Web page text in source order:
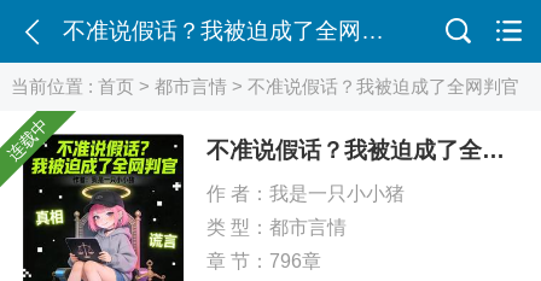
不准说假话？我被迫成了全网判官
当前位置 :首页 >都市言情 > 不准说假话？我被迫成了全网判官
连载中 不准说假话？我被迫成了全网判官
作 者： 我是一只小小猪
类 型： 都市言情
章 节：796章